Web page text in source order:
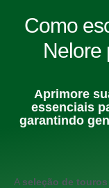
Como
Nelore
Aprimore
essenciais
garantindo
A seleção de touros